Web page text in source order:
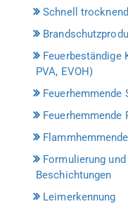
Schnell
Feuerbeständige
PVA, EVOH)
Feuerhemmende
Formulierung
Beschichtungen
Leimerkennung